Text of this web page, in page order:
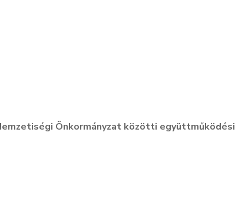
Önkormányzat közötti együttműködési